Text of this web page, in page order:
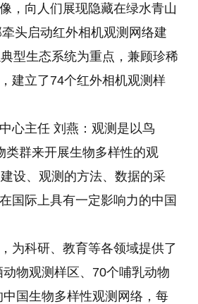
，向人们展现隐藏在绿水青山
头启动红外相机观测网络建
型生态系统为重点，兼顾珍稀
建立了74个红外相机观测样
心主任 刘燕：观测是以鸟
类群来开展生物多样性的观
设、观测的方法、数据的采
国际上具有一定影响力的中国
为科研、教育等各领域提供了
物观测样区、70个哺乳动物
国生物多样性观测网络，每